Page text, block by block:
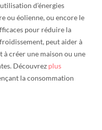
d’énergies
ou éolienne, ou encore le
pour réduire la
peut aider à
à créer une maison ou une
Découvrez plus
la consommation